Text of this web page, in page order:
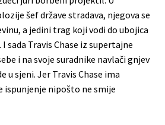
šef države stradava, njegova se
a jedini trag koji vodi do ubojica
sada Travis Chase iz supertajne
i na svoje suradnike navlači gnjev
u sjeni. Jer Travis Chase ima
ispunjenje nipošto ne smije